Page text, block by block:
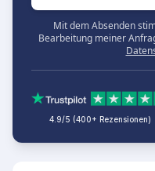
Mit dem Absenden
Bearbeitung meiner
4.9/5 (400+ Rezensionen)